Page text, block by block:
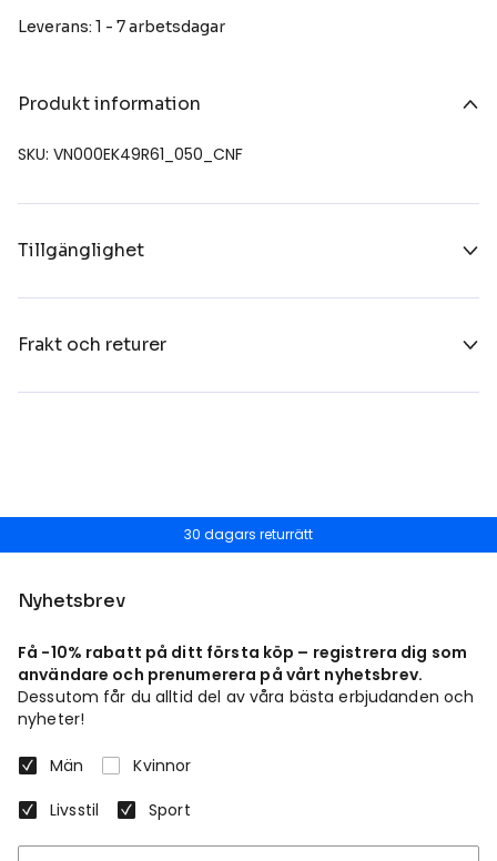
Leverans: 1 - 7 arbetsdagar
Produkt information
SKU: VN000EK49R61_050_CNF
Tillgänglighet
Frakt och returer
30 dagars returrätt
Nyhetsbrev
Få -10% rabatt på ditt första köp – registrera dig som
användare och prenumerera på vårt nyhetsbrev.
Dessutom får du alltid del av våra bästa erbjudanden och
nyheter!
Män
Kvinnor
Livsstil
Sport